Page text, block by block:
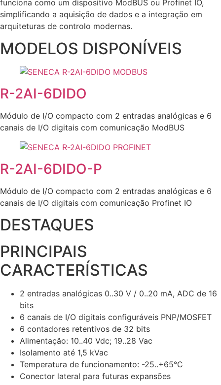
funciona como um dispositivo ModBUS ou Profinet IO,
simplificando a aquisição de dados e a integração em
arquiteturas de controlo modernas.
MODELOS DISPONÍVEIS
R-2AI-6DIDO
Módulo de I/O compacto com 2 entradas analógicas e 6
canais de I/O digitais com comunicação ModBUS
R-2AI-6DIDO-P
Módulo de I/O compacto com 2 entradas analógicas e 6
canais de I/O digitais com comunicação Profinet IO
DESTAQUES
PRINCIPAIS
CARACTERÍSTICAS
2 entradas analógicas 0..30 V / 0..20 mA, ADC de 16
bits
6 canais de I/O digitais configuráveis PNP/MOSFET
6 contadores retentivos de 32 bits
Alimentação: 10..40 Vdc; 19..28 Vac
Isolamento até 1,5 kVac
Temperatura de funcionamento: -25..+65°C
Conector lateral para futuras expansões